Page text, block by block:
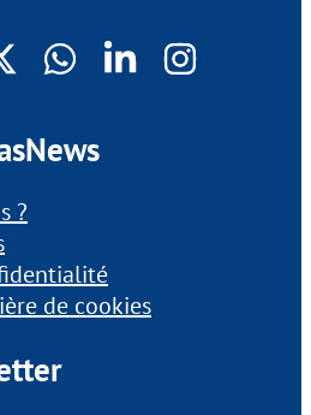
?
de cookies